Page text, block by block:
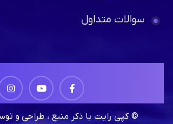
سوالات متداول
© کپی رایت با ذکر منبع ، طراحی و